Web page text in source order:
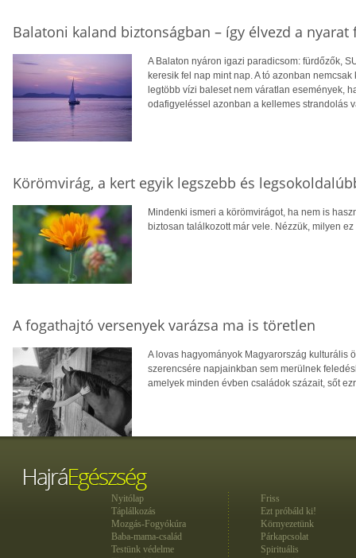
Balatoni kaland biztonságban – így élvezd a
A Balaton nyáron igazi paradicsom: fürdőzők,
keresik fel nap mint nap. A tó azonban
legtöbb vízi baleset nem váratlan események,
odafigyeléssel azonban a kellemes strandolás
Körömvirág, a kert egyik legszebb és
Mindenki ismeri a körömvirágot, ha nem is
biztosan találkozott már vele. Nézzük, milyen
A fogathajtó versenyek varázsa ma is töretlen
A lovas hagyományok Magyarország kulturális
szerencsére napjainkban sem merülnek
amelyek minden évben családok százait, sőt
Nyitólap
Táplálkozás
Mozgás-Fogyókúra
Baba-mama-család
Testünk védelme
Friss
Ezt próbáld ki!
Környezetünk
Párkapcsolat
Spirituális